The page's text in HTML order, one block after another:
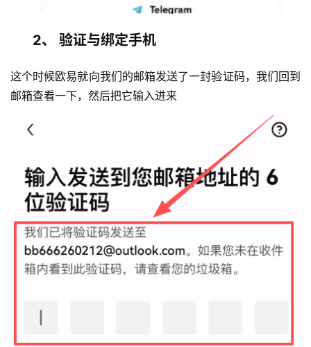
2、 验证与绑定手机
这个时候欧易就向我们的邮箱发送了一封验证码，我们回到
邮箱查看一下，然后把它输入进来